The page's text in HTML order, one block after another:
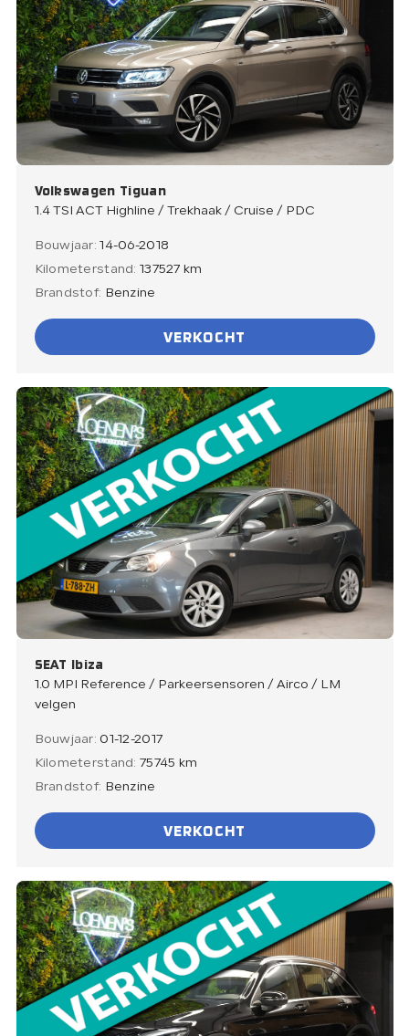
Volkswagen Tiguan
1.4 TSI ACT Highline / Trekhaak / Cruise / PDC
Bouwjaar:14-06-2018
Kilometerstand: 137527 km
Brandstof: Benzine
VERKOCHT
SEAT Ibiza
1.0 MPI Reference / Parkeersensoren / Airco / LM
velgen
Bouwjaar: 01-12-2017
Kilometerstand: 75745 km
Brandstof: Benzine
VERKOCHT